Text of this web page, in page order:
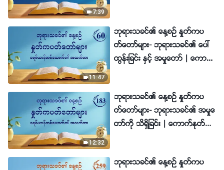
7:39
11:47
ဘုရားသခင္၏ ေန႔စဥ္ ႏႈတ္ကပ
တ္ေတာ္မ်ား- ဘုရားသခင္၏ ေပၚ
ထြန္းျခင္း ႏွင့္ အမႈေတာ္ | ေကာ
12:32
ဘုရားသခင္၏ ေန႔စဥ္ ႏႈတ္ကပ
တ္ေတာ္မ်ား- ဘုရားသခင္၏ အမႈေ
တာ္ကို သိရွိျခင္း | ေကာက္ႏုတ္ခ်
ဘုရားသခင္၏ ေန႔စဥ္ ႏႈတ္ကပ